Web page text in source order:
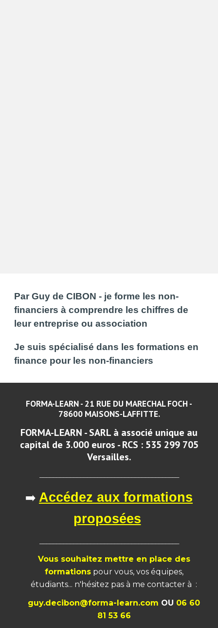
Par Guy de CIBON - je forme les non-
financiers à comprendre les chiffres de
leur entreprise ou association
Je suis spécialisé dans les formations en
finance pour les non-financiers
FORMA-LEARN - 21 RUE DU MARECHAL FOCH -
78600 MAISONS-LAFFITTE.
FORMA-LEARN - SARL à associé unique au
capital de 3.000 euros - RCS : 535 299 705
Versailles.
➡️ Accédez aux formations
proposées
Vous souhaitez mettre en place des
formationspour vous, vos équipes,
étudiants... n'hésitez pas à me contacter à :
guy.decibon@forma-learn.com OU 06 60
81 53 66